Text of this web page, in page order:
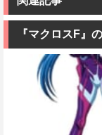
ケール プ
デル
価格：
『マクロスF』